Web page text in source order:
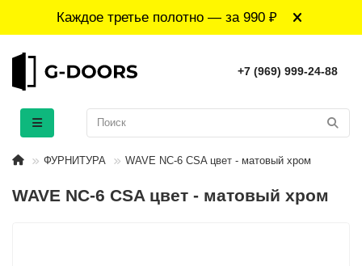
Каждое третье полотно — за 990 ₽
+7 (969) 999-24-88
ФУРНИТУРА WAVE NC-6 CSA цвет - матовый хром
WAVE NC-6 CSA цвет - матовый хром